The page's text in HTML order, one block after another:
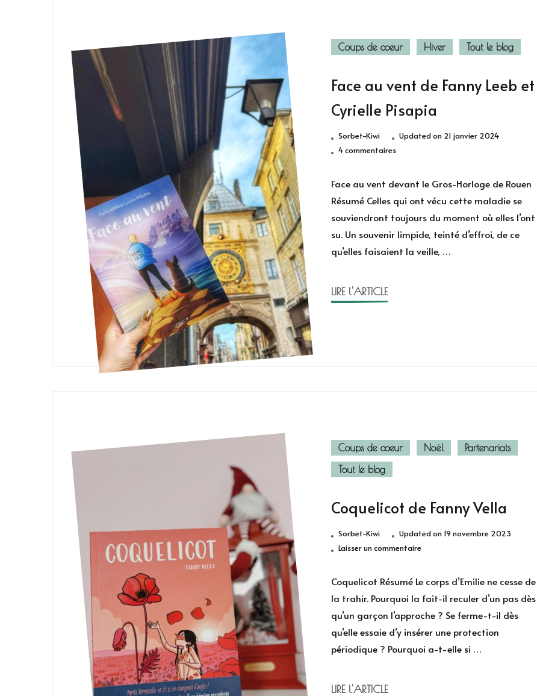
Coups de coeur Hiver Tout le blog
Face au vent de Fanny Leeb et
Cyrielle Pisapia
Sorbet-Kiwi Updated on 21 janvier 2024
4 commentairessur
de
Fanny
Leeb
et
Face au vent devant le Gros-Horloge de Rouen
Résumé Celles qui ont vécu cette maladie se
souviendront toujours du moment où elles l’ont
su. Un souvenir limpide, teinté d’effroi, de ce
qu’elles faisaient la veille, …
LIRE l'ARTICLE
Coups de coeur Noël
Partenariats
Tout le blog
Coquelicot de Fanny Vella
Sorbet-Kiwi Updated on 19 novembre 2023
Laisser un commentairesur
Fanny
Vella
Coquelicot Résumé Le corps d’Emilie ne cesse de
la trahir. Pourquoi la fait-il reculer d’un pas dès
qu’un garçon l’approche ? Se ferme-t-il dès
qu’elle essaie d’y insérer une protection
périodique ? Pourquoi a-t-elle si …
LIRE l'ARTICLE